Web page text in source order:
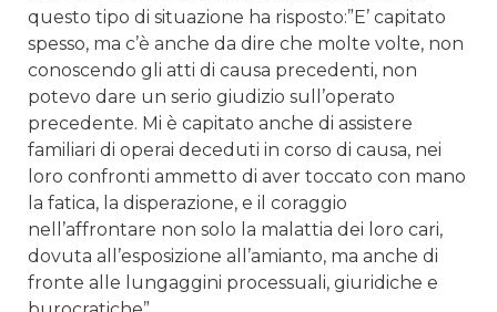
questo tipo di situazione ha risposto:”E’ capitato
spesso, ma c’è anche da dire che molte volte, non
conoscendo gli atti di causa precedenti, non
potevo dare un serio giudizio sull’operato
precedente. Mi è capitato anche di assistere
familiari di operai deceduti in corso di causa, nei
loro confronti ammetto di aver toccato con mano
la fatica, la disperazione, e il coraggio
nell’affrontare non solo la malattia dei loro cari,
dovuta all’esposizione all’amianto, ma anche di
fronte alle lungaggini processuali, giuridiche e